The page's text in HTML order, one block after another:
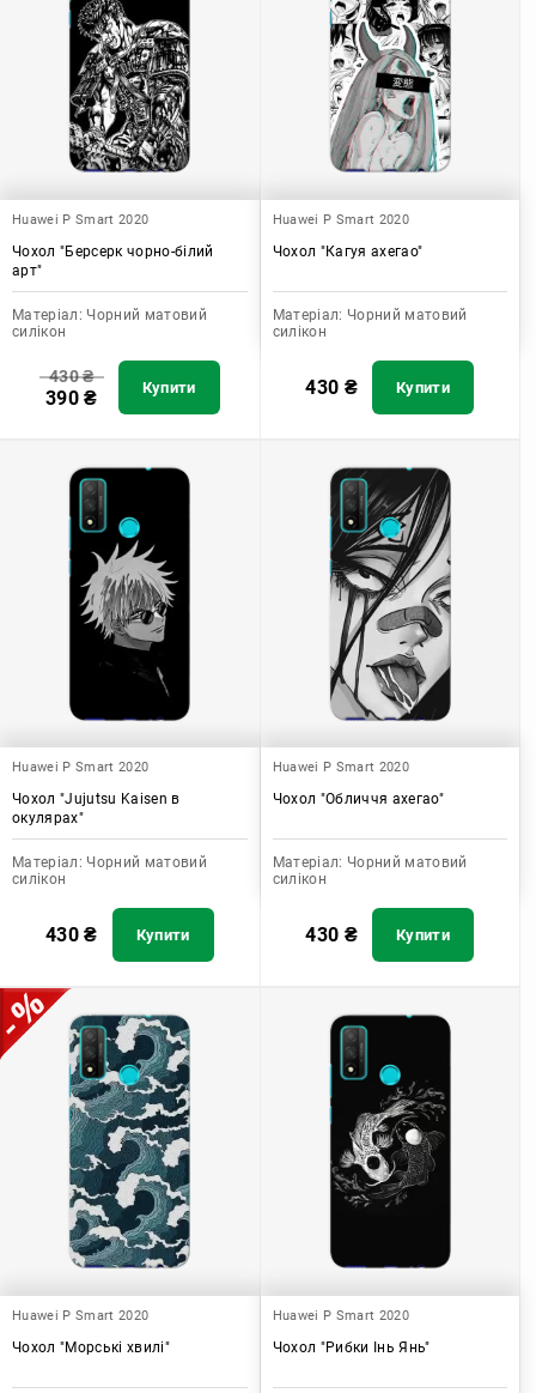
Huawei P Smart 2020
Чохол "Берсерк чорно-білий
арт"
Матеріал: Чорний матовий
силікон
430₴
390₴ Купити
Huawei P Smart 2020
Чохол "Кагуя ахегао"
Матеріал: Чорний матовий
силікон
430 ₴ Купити
Huawei P Smart 2020
Чохол "Jujutsu Kaisen в
окулярах"
Матеріал: Чорний матовий
силікон
430₴ Купити
Huawei P Smart 2020
Чохол "Обличчя ахегао"
Матеріал: Чорний матовий
силікон
430 ₴ Купити
Huawei P Smart 2020
Чохол "Морські хвилі"
Huawei P Smart 2020
Чохол "Рибки Інь Янь"